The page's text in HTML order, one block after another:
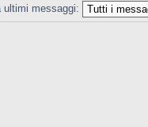
ultimi messaggi: